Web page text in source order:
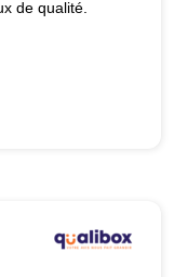
de qualité.